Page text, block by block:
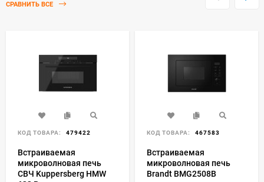
СРАВНИТЬ ВСЕ
КОД ТОВАРА: 479422
Встраиваемая
микроволновая печь
СВЧ Kuppersberg HMW
КОД ТОВАРА: 467583
Встраиваемая
микроволновая печь
Brandt BMG2508B